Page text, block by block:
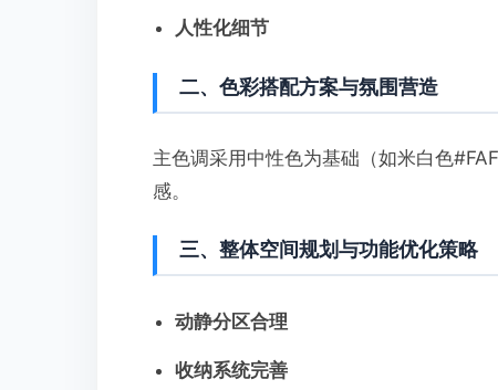
人性化细节
二、色彩搭配方案与氛围营造
主色调采用中性色为基础（如米白色
感。
三、整体空间规划与功能优化策略
动静分区合理
收纳系统完善